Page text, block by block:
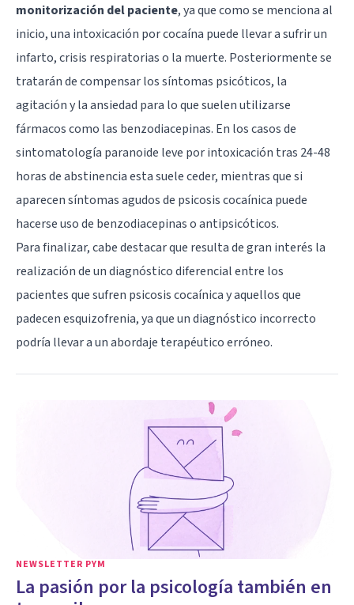
monitorización del paciente, ya que como se menciona al
inicio, una intoxicación por cocaína puede llevar a sufrir un
infarto, crisis respiratorias o la muerte. Posteriormente se
tratarán de compensar los síntomas psicóticos, la
agitación y la ansiedad para lo que suelen utilizarse
fármacos como las benzodiacepinas. En los casos de
sintomatología paranoide leve por intoxicación tras 24-48
horas de abstinencia esta suele ceder, mientras que si
aparecen síntomas agudos de psicosis cocaínica puede
hacerse uso de benzodiacepinas o antipsicóticos.
Para finalizar, cabe destacar que resulta de gran interés la
realización de un diagnóstico diferencial entre los
pacientes que sufren psicosis cocaínica y aquellos que
padecen esquizofrenia, ya que un diagnóstico incorrecto
podría llevar a un abordaje terapéutico erróneo.
NEWSLETTER PYM
La pasión por la psicología también en